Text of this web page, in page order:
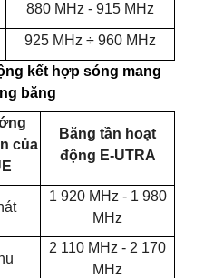
880 MHz - 915 MHz
925 MHz ÷ 960 MHz
kết hợp sóng mang
băng
của
Băng tần hoạt
động E-UTRA
1 920 MHz - 1 980
MHz
2 110 MHz - 2 170
MHz